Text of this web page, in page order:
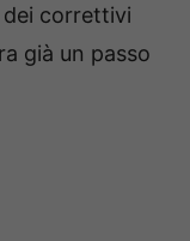
correttivi
già un passo